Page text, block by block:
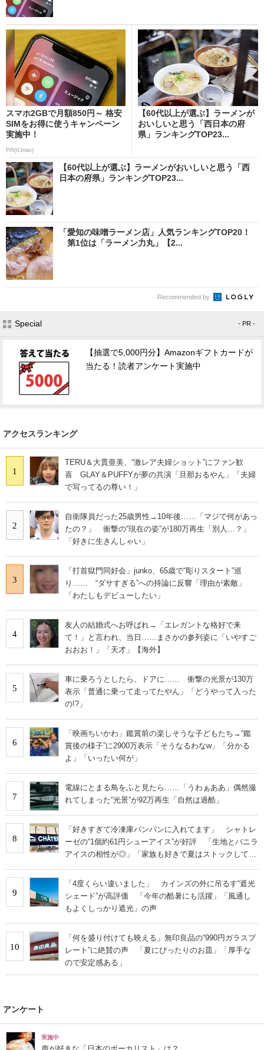
スマホ2GBで月額850円～ 格安
SIMをお得に使うキャンペーン
実施中！
PR(IIJmio)
【60代以上が選ぶ】ラーメンが
おいしいと思う「西日本の府
県」ランキングTOP23...
【60代以上が選ぶ】ラーメンがおいしいと思う「西
日本の府県」ランキングTOP23...
「愛知の味噌ラーメン店」人気ランキングTOP20！
第1位は「ラーメン力丸」【2...
Recommended by
Special - PR -
【抽選で5,000円分】Amazonギフトカードが
当たる！読者アンケート実施中
アクセスランキング
1
TERU＆大貫亜美、“激レア夫婦ショット”にファン歓
喜 GLAY＆PUFFYが夢の共演「旦那おるやん」「夫婦
で写ってるの尊い！」
2
自衛隊員だった25歳男性→10年後……「マジで何があっ
たの？」 衝撃の“現在の姿”が180万再生「別人…？」
「好きに生きんしゃい」
3
「打首獄門同好会」junko、65歳で“彫りスタート”巡
り…… “ダサすぎる”への持論に反響「理由が素敵」
「わたしもデビューしたい」
4
友人の結婚式へお呼ばれ→「エレガントな格好で来
て！」と言われ、当日……まさかの参列姿に「いやすご
おおお！」「天才」【海外】
5
車に乗ろうとしたら、ドアに…… 衝撃の光景が130万
表示「普通に乗って走ってたやん」「どうやって入った
の!?」
6
「映画ちいかわ」鑑賞前の楽しそうな子どもたち→“鑑
賞後の様子”に2900万表示「そうなるわなw」「分かる
よ」「いったい何が」
7
電線にとまる鳥をふと見たら……「うわぁああ」偶然撮
れてしまった“光景”が92万再生「自然は過酷」
8
「好きすぎて冷凍庫パンパンに入れてます」 シャトレ
ーゼの“1個約61円シューアイス”が好評 「生地とバニラ
アイスの相性が◎」「家族も好きで夏はストックして
9
「4度くらい違いました」 カインズの外に吊るす“遮光
シェード”が高評価 「今年の酷暑にも活躍」「風通し
もよくしっかり遮光」の声
10
「何を盛り付けても映える」無印良品の“990円ガラスプ
レート”に絶賛の声 「夏にぴったりのお皿」「厚手な
ので安定感ある」
アンケート
実施中